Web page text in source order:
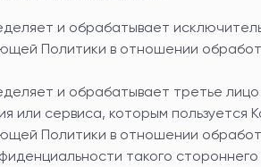
и обрабатывает
Политики в отношении
и обрабатывает третье
или сервиса, которым пользуется
Политики в отношении
такого